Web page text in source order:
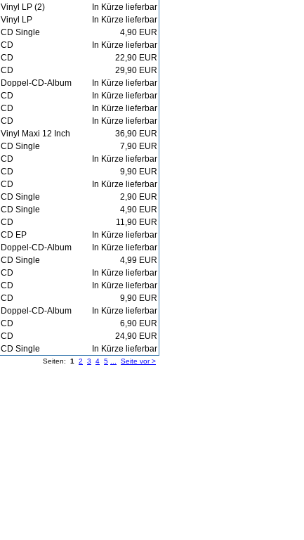
Vinyl LP (2)
In Kürze lieferbar
Vinyl LP
In Kürze lieferbar
CD Single
4,90 EUR
CD
In Kürze lieferbar
CD
22,90 EUR
CD
29,90 EUR
Doppel-CD-Album
In Kürze lieferbar
CD
In Kürze lieferbar
CD
In Kürze lieferbar
CD
In Kürze lieferbar
Vinyl Maxi 12 Inch
36,90 EUR
CD Single
7,90 EUR
CD
In Kürze lieferbar
CD
9,90 EUR
CD
In Kürze lieferbar
CD Single
2,90 EUR
CD Single
4,90 EUR
CD
11,90 EUR
CD EP
In Kürze lieferbar
Doppel-CD-Album
In Kürze lieferbar
CD Single
4,99 EUR
CD
In Kürze lieferbar
CD
In Kürze lieferbar
CD
9,90 EUR
Doppel-CD-Album
In Kürze lieferbar
CD
6,90 EUR
CD
24,90 EUR
CD Single In Kürze lieferbar
Seiten: 1 2 3 4 5 Seite vor >